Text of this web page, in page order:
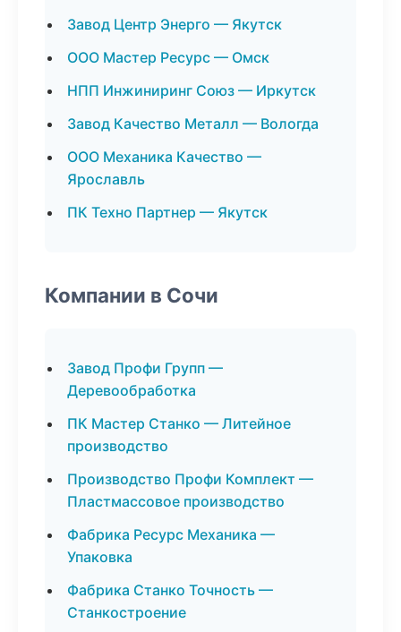
Завод Центр Энерго — Якутск
ООО Мастер Ресурс — Омск
НПП Инжиниринг Союз — Иркутск
Завод Качество Металл — Вологда
ООО Механика Качество —
Ярославль
ПК Техно Партнер — Якутск
Компании в Сочи
Завод Профи Групп —
Деревообработка
ПК Мастер Станко — Литейное
производство
Производство Профи Комплект —
Пластмассовое производство
Фабрика Ресурс Механика —
Упаковка
Фабрика Станко Точность —
Станкостроение